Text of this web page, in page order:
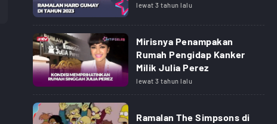
lewat 3 tahun lalu
Mirisnya Penampakan
Rumah Pengidap Kanker
Milik Julia Perez
lewat 3 tahun lalu
Ramalan The Simpsons di